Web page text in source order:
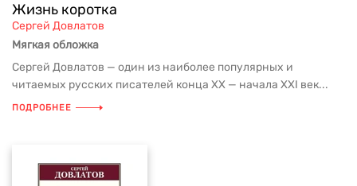
Жизнь коротка
Сергей Довлатов
Мягкая обложка
Сергей Довлатов — один из наиболее популярных и
читаемых русских писателей конца ХХ — начала XXI век...
ПОДРОБНЕЕ